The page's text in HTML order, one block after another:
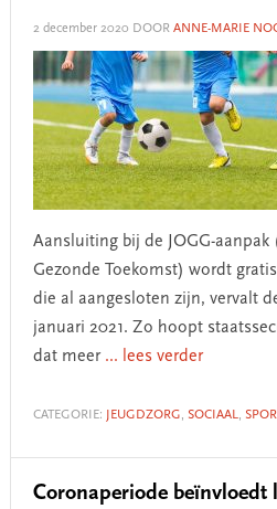
2 december 2020 DOOR ANNE-MARIE
Aansluiting bij de JOGG-aanpak
Gezonde Toekomst) wordt
die al aangesloten zijn, vervalt
januari 2021. Zo hoopt
dat meer ... lees verder
CATEGORIE: JEUGDZORG, SOCIAAL,
Coronaperiode beïnvloedt